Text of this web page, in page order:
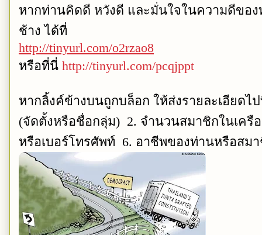
หากท่านคิดดี หวังดี และมั่นใจในความดีขอ
ช้าง ได้ที่
http://tinyurl.com/o2rzao8
หรือที่นี่ http://tinyurl.com/pcqjppt
หากลิ้งค์ข้างบนถูกบล็อก ให้ส่งรายละเอียดไ
(จัดตั้งหรือชื่อกลุ่ม) 2. จำนวนสมาชิกในเครื
หรือเบอร์โทรศัพท์ 6. อาชีพของท่านหรือสม